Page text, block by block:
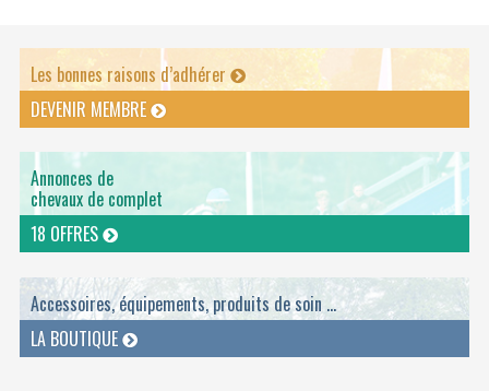
Les bonnes raisons d’adhérer
DEVENIR MEMBRE
Annonces de
chevaux de complet
18 OFFRES
Accessoires, équipements, produits de soin ...
LA BOUTIQUE